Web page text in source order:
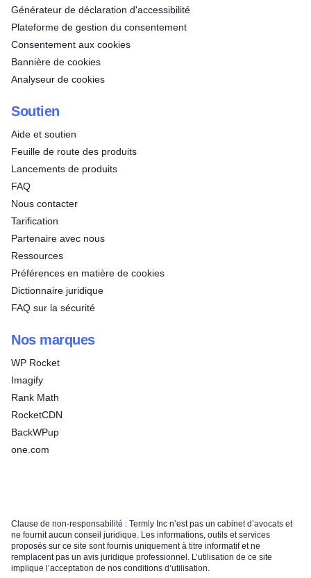
Générateur de déclaration d'accessibilité
Plateforme de gestion du consentement
Consentement aux cookies
Bannière de cookies
Analyseur de cookies
Soutien
Aide et soutien
Feuille de route des produits
Lancements de produits
FAQ
Nous contacter
Tarification
Partenaire avec nous
Ressources
Préférences en matière de cookies
Dictionnaire juridique
FAQ sur la sécurité
Nos marques
WP Rocket
Imagify
Rank Math
RocketCDN
BackWPup
one.com
Clause de non-responsabilité : Termly Inc n’est pas un cabinet d’avocats et
ne fournit aucun conseil juridique. Les informations, outils et services
proposés sur ce site sont fournis uniquement à titre informatif et ne
remplacent pas un avis juridique professionnel. L’utilisation de ce site
implique l’acceptation de nos conditions d’utilisation.